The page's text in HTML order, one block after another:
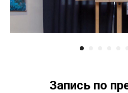
Запись по